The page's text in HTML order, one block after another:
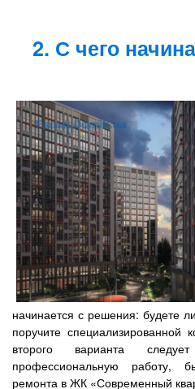
2. С чего
начинается с решения: будете
поручите
второго варианта
профессиональную работу,
ремонта в ЖК «Современный